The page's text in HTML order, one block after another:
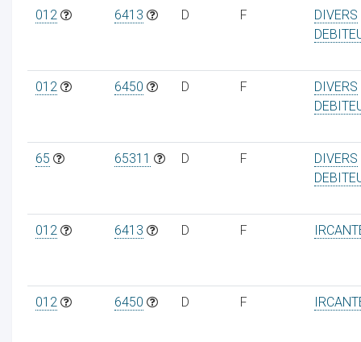
012 6413 D F
DIVERS
012 6450 D F
DIVERS
65 65311 D F
DIVERS
012 6413 D F
012 6450 D F